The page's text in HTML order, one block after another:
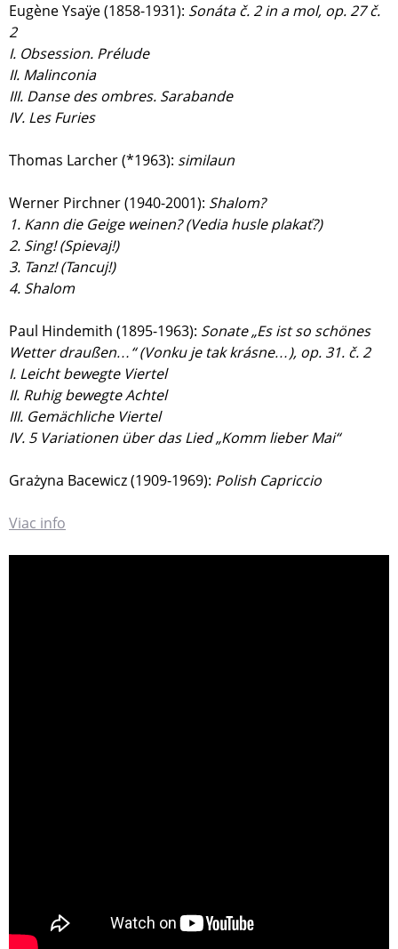
Eugène Ysaÿe (1858-1931): Sonáta č. 2 in a mol, op. 27 č.
2
I. Obsession. Prélude
II. Malinconia
III. Danse des ombres. Sarabande
IV. Les Furies
Thomas Larcher (*1963): similaun
Werner Pirchner (1940-2001): Shalom?
1. Kann die Geige weinen? (Vedia husle plakať?)
2. Sing! (Spievaj!)
3. Tanz! (Tancuj!)
4. Shalom
Paul Hindemith (1895-1963): Sonate „Es ist so schönes
Wetter draußen…“ (Vonku je tak krásne…), op. 31. č. 2
I. Leicht bewegte Viertel
II. Ruhig bewegte Achtel
III. Gemächliche Viertel
IV. 5 Variationen über das Lied „Komm lieber Mai“
Grażyna Bacewicz (1909-1969): Polish Capriccio
Viac info